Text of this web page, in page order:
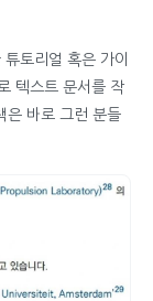
토리얼 혹은 가이
텍스트 문서를 작
은 바로 그런 분들